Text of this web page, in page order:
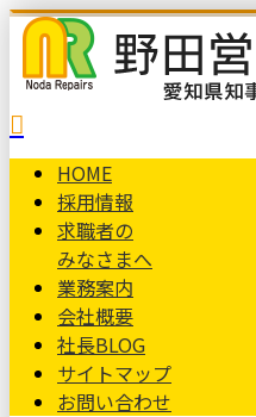
HOME
採用情報
求職者の
みなさまへ
業務案内
会社概要
社長BLOG
サイトマップ
お問い合わせ